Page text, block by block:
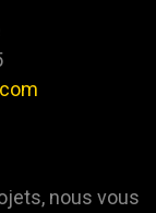
nous vous